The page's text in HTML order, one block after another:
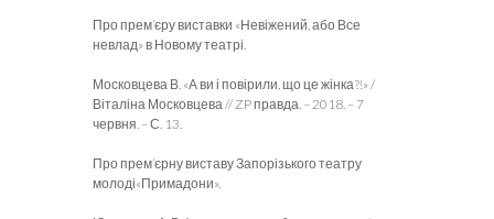
Про прем’єру виставки «Невіжений, або Все
невлад» в Новому театрі.
Московцева В. «А ви і повірили, що це жінка?!» /
Віталіна Московцева // ZP правда. – 2018. – 7
червня. – С. 13.
Про прем’єрну виставу Запорізького театру
молоді«Примадони».